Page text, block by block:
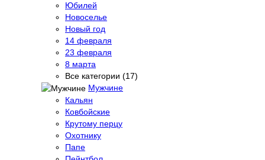
Юбилей
Новоселье
Новый год
14 февраля
23 февраля
8 марта
Все категории (17)
Мужчине
Кальян
Ковбойские
Крутому перцу
Охотнику
Папе